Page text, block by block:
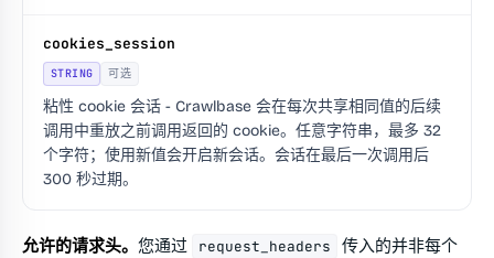
cookies_session
STRING 可选
粘性 cookie 会话 - Crawlbase 会在每次共享相同值的后续
调用中重放之前调用返回的 cookie。任意字符串，最多 32
个字符；使用新值会开启新会话。会话在最后一次调用后
300 秒过期。
允许的请求头。 您通过 request_headers
传入的并非每个